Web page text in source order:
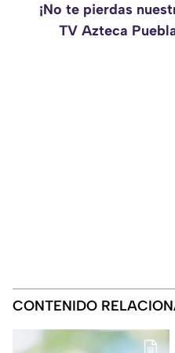
¡No te pierdas
TV Azteca
CONTENIDO